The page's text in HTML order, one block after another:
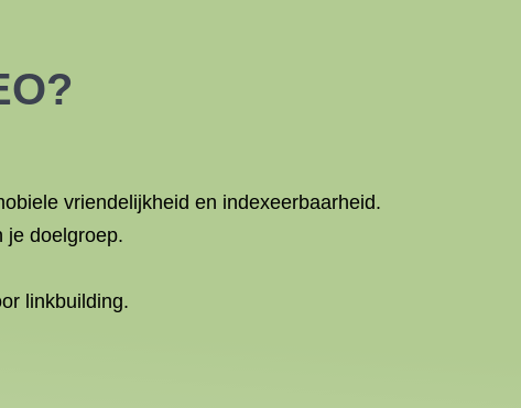
vriendelijkheid en indexeerbaarheid.
je doelgroep.
linkbuilding.